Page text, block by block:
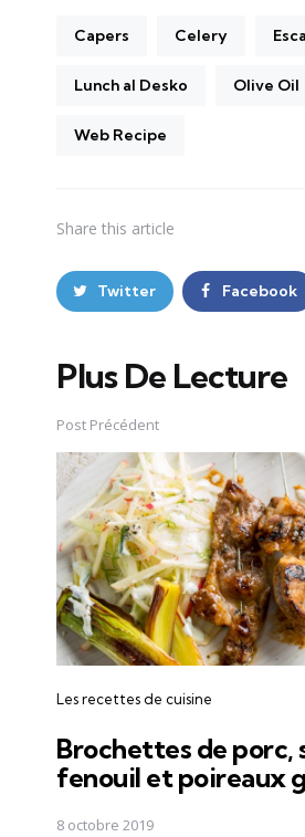
Capers Celery
Lunch al Desko Olive Oil
Web Recipe
Share this article
Twitter Facebook
Plus De Lecture
Post
navigation
Post Précédent
Les recettes de cuisine
Brochettes de porc,
fenouil et poireaux
8 octobre 2019